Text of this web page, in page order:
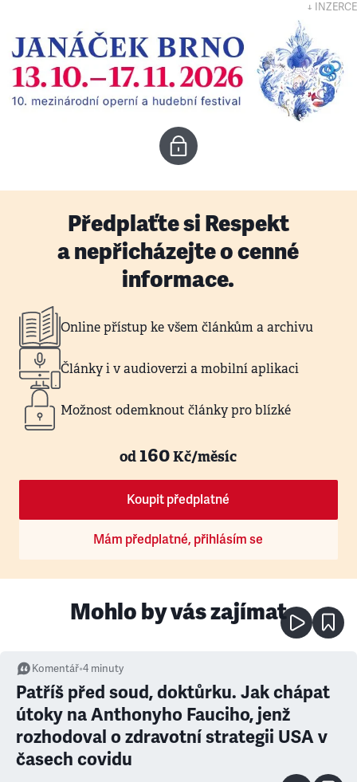
↓ INZERCE
Předplaťte si Respekt
a nepřicházejte o cenné
informace.
Online přístup ke všem článkům a archivu
Články i v audioverzi a mobilní aplikaci
Možnost odemknout články pro blízké
od160Kč/měsíc
Koupit předplatné
Mám předplatné, přihlásím se
Mohlo by vás zajímat
Komentář•4 minuty
Patříš před soud, doktůrku. Jak chápat
útoky na Anthonyho Fauciho, jenž
rozhodoval o zdravotní strategii USA v
časech covidu